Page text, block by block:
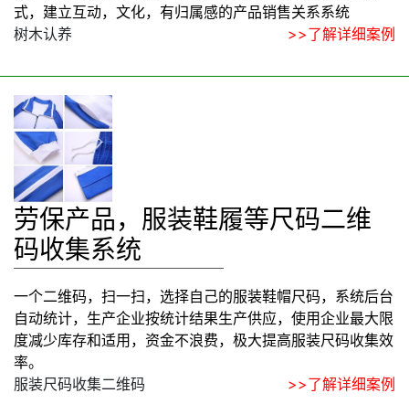
式，建立互动，文化，有归属感的产品销售关系系统
树木认养
>>了解详细案例
劳保产品，服装鞋履等尺码二维
码收集系统
一个二维码，扫一扫，选择自己的服装鞋帽尺码，系统后台
自动统计，生产企业按统计结果生产供应，使用企业最大限
度减少库存和适用，资金不浪费，极大提高服装尺码收集效
率。
服装尺码收集二维码
>>了解详细案例